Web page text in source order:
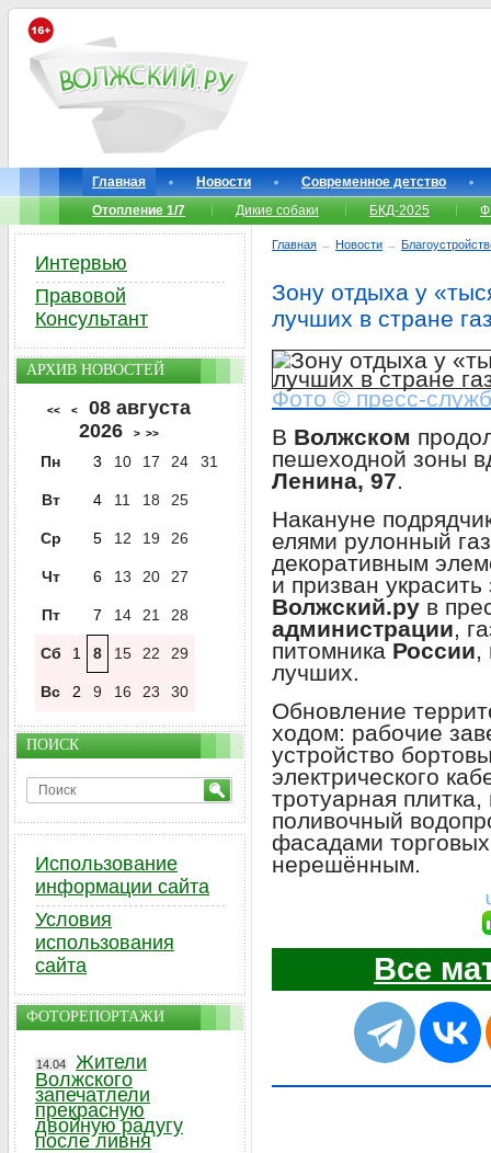
Главная Новости
Современное детство
Отопление 1/7
Дикие собаки БКД-2025
Главная → Новости →
Зону отдыха у
лучших в стране
Фото © пресс-
В Волжском
пешеходной зоны
Ленина, 97.
Накануне
елями рулонный
декоративным
и призван
Волжский.ру в
администрации,
питомника России,
лучших.
Обновление
ходом: рабочие
устройство
электрического
тротуарная
поливочный
фасадами торговых
нерешённым.
Все
Интервью
Правовой
Консультант
АРХИВ НОВОСТЕЙ
<< <
08 августа
2026
> >>
Пн 3 10 17 24 31
Вт 4 11 18 25
Ср 5 12 19 26
Чт 6 13 20 27
Пт 7 14 21 28
Сб 1 8 15 22 29
Вс 2 9 16 23 30
ПОИСК
Использование
информации сайта
Условия
использования
сайта
ФОТОРЕПОРТАЖИ
14.04
Жители
Волжского
запечатлели
прекрасную
двойную радугу
после ливня